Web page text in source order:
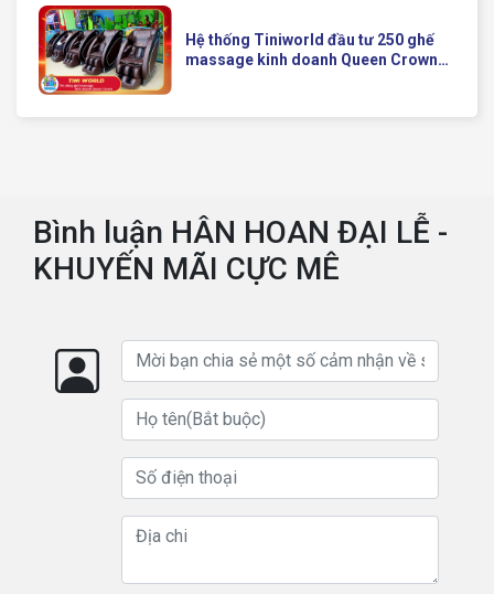
Hệ thống Tiniworld đầu tư 250 ghế
massage kinh doanh Queen Crown
Bình luận HÂN HOAN ĐẠI LỄ -
KHUYẾN MÃI CỰC MÊ